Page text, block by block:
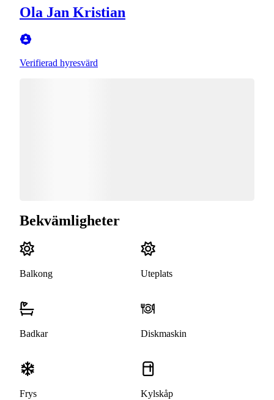
Ola Jan Kristian
Verifierad hyresvärd
Bekvämligheter
Balkong Uteplats
Badkar Diskmaskin
Frys Kylskåp